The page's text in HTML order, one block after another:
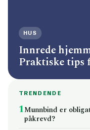
HUS
Innrede
Praktiske tips
TRENDENDE
1Munnbind er
påkrevd?